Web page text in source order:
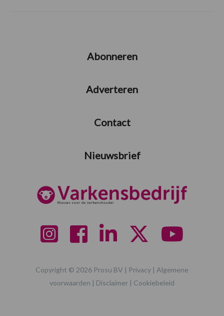
Abonneren
Adverteren
Contact
Nieuwsbrief
Copyright © 2026 Prosu BV | Privacy | Algemene
voorwaarden | Disclaimer | Cookiebeleid